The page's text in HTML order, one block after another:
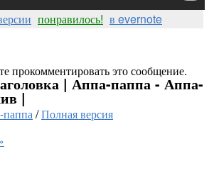
понравилось! в evernote
прокомментировать это сообщение.
| Аппа-паппа - Аппа-
|
паппа/Полная версия